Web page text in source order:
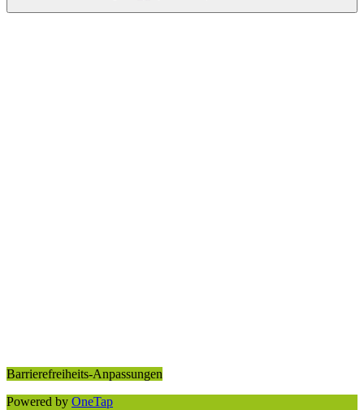
Barrierefreiheits-Anpassungen
Powered by OneTap